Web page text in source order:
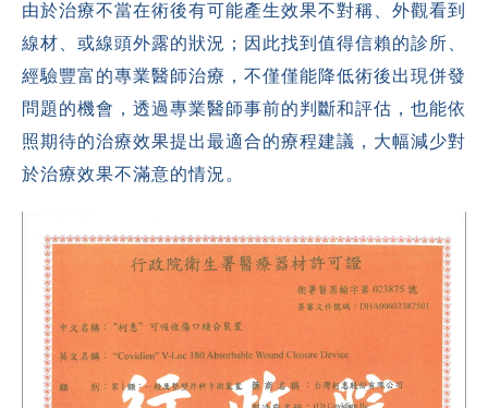
由於治療不當在術後有可能產生效果不對稱、外觀看到
線材、或線頭外露的狀況；因此找到值得信賴的診所、
經驗豐富的專業醫師治療，不僅僅能降低術後出現併發
問題的機會，透過專業醫師事前的判斷和評估，也能依
照期待的治療效果提出最適合的療程建議，大幅減少對
於治療效果不滿意的情況。